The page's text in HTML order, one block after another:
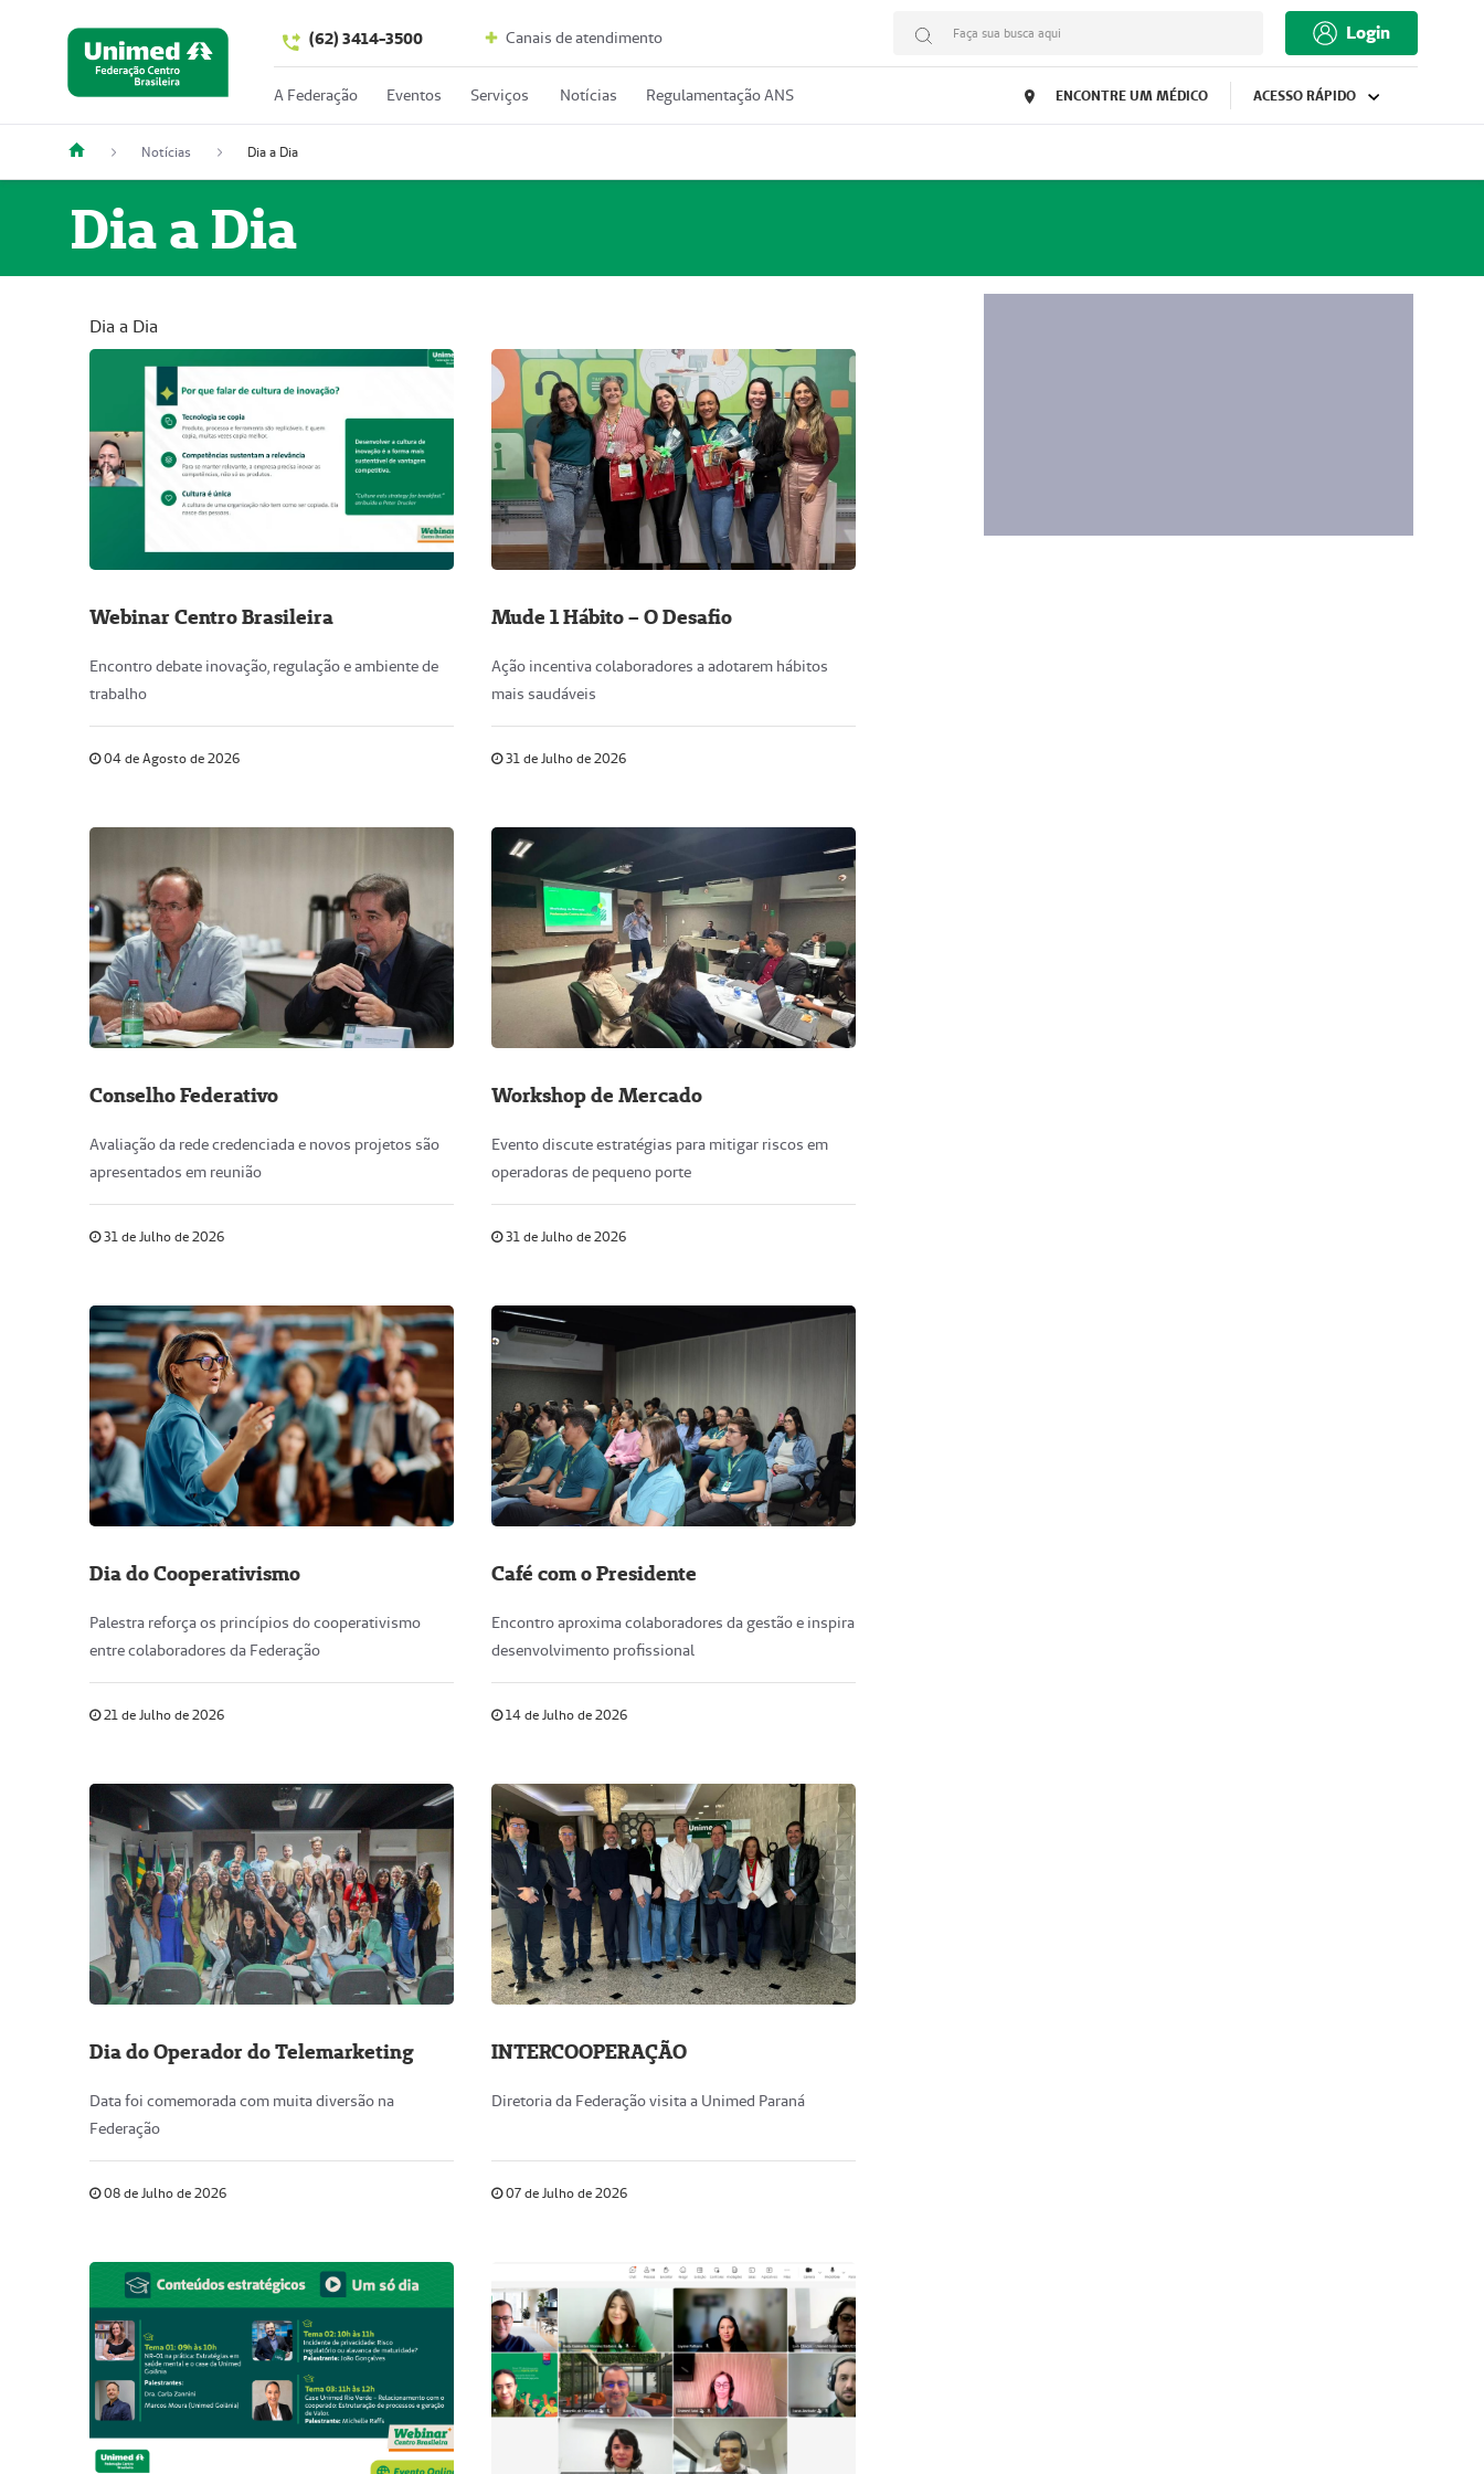
(62) 3414-3500 Canais de atendimento Faça sua busca aqui Login
A Federação Eventos Serviços Notícias Regulamentação ANS ENCONTRE UM MÉDICO ACESSO RÁPIDO
Notícias Dia a Dia
Dia a Dia
Dia a Dia
Webinar Centro Brasileira
Encontro debate inovação, regulação e ambiente de
trabalho
04 de Agosto de 2026
Mude 1 Hábito – O Desafio
Ação incentiva colaboradores a adotarem hábitos
mais saudáveis
31 de Julho de 2026
Conselho Federativo
Avaliação da rede credenciada e novos projetos são
apresentados em reunião
31 de Julho de 2026
Workshop de Mercado
Evento discute estratégias para mitigar riscos em
operadoras de pequeno porte
31 de Julho de 2026
Dia do Cooperativismo
Palestra reforça os princípios do cooperativismo
entre colaboradores da Federação
21 de Julho de 2026
Café com o Presidente
Encontro aproxima colaboradores da gestão e inspira
desenvolvimento profissional
14 de Julho de 2026
Dia do Operador do Telemarketing
Data foi comemorada com muita diversão na
Federação
08 de Julho de 2026
INTERCOOPERAÇÃO
Diretoria da Federação visita a Unimed Paraná
07 de Julho de 2026